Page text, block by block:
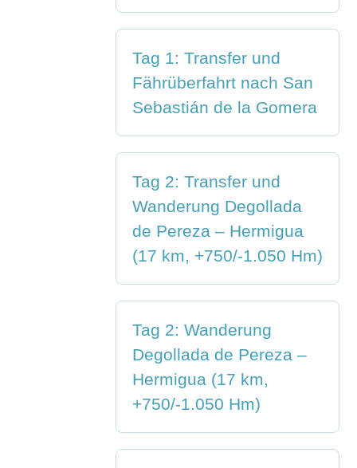
Tag 1: Transfer und
Fährüberfahrt nach San
Sebastián de la Gomera
Tag 2: Transfer und
Wanderung Degollada
de Pereza – Hermigua
(17 km, +750/-1.050 Hm)
Tag 2: Wanderung
Degollada de Pereza –
Hermigua (17 km,
+750/-1.050 Hm)